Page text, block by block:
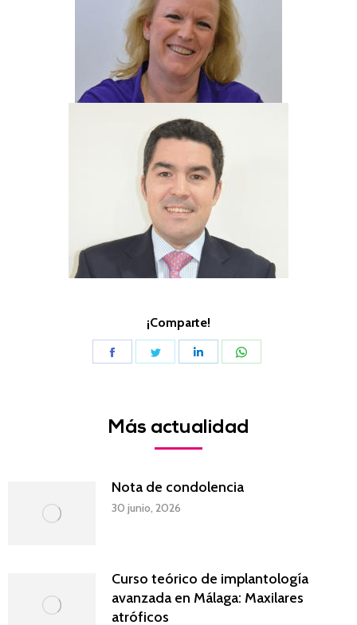
¡Comparte!
Share
Share
Más actualidad
Nota de condolencia
30 junio, 2026
Curso teórico de implantología
avanzada en Málaga: Maxilares
atróficos